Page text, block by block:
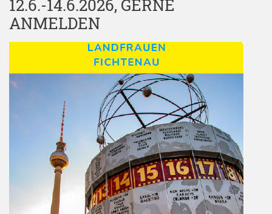
12.6.-14.6.2026, GERNE
ANMELDEN